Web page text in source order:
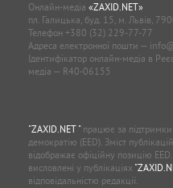
Онлайн-медіа «ZAXID.NET»
пл. Галицька, буд. 15, м. Львів,
Телефон +380 (32) 229-77-77
Адреса електронної пошти —
Ідентифікатор онлайн-медіа в
медіа — R40-06155
"ZAXID.NET "працює за
демократію (EED). Зміст
відображає офіційну позицію
висловлені у публікаціях
відповідальністю редакції.